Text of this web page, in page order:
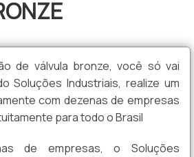
de válvula bronze, você só vai
Soluções Industriais, realize um
com dezenas de empresas
para todo o Brasil
de empresas, o Soluções